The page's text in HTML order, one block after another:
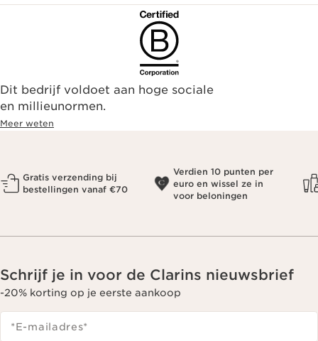
Dit bedrijf voldoet aan hoge sociale
en millieunormen.
Meer weten
Gratis verzending bij
bestellingen vanaf €70
Verdien 10 punten per
euro en wissel ze in
voor beloningen
Schrijf je in voor de Clarins nieuwsbrief
-20% korting op je eerste aankoop
*E-mailadres*